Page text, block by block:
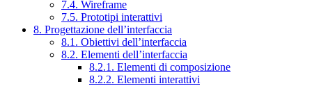
7.4. Wireframe
7.5. Prototipi interattivi
8. Progettazione dell’interfaccia
8.1. Obiettivi dell’interfaccia
8.2. Elementi dell’interfaccia
8.2.1. Elementi di composizione
8.2.2. Elementi interattivi